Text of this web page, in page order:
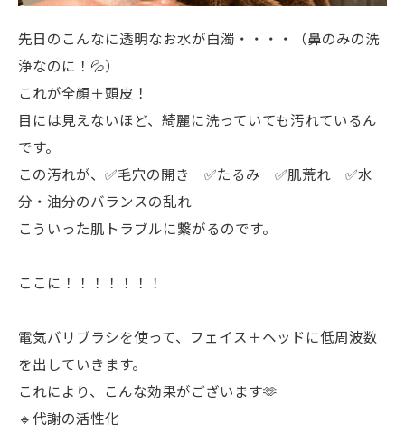
先日のこんなに透明なお水が白濁・・・・（鼻のみの洗
浄なのに！💦）
これが全顔＋頭皮！
目には見えないほど、綺麗に洗っていても汚れているん
です。
この汚れが、✅毛穴の開き ✅たるみ ✅肌荒れ ✅水
分・油分のバランスの乱れ
こういった肌トラブルに繋がるのです。
ここに！！！！！！！
電気バリブラシを使って、フェイス＋ヘッドに低周波数
を出していきます。
これにより、こんな効果がございます🫶
🔹代謝の活性化